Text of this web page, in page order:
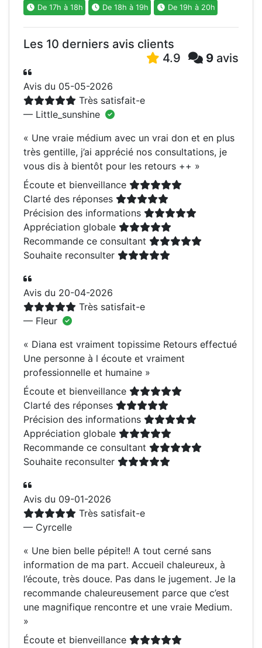
De 17h à 18h De 18h à 19h De 19h à 20h
Les 10 derniers avis clients
4.9
9 avis
Avis du 05-05-2026
Très satisfait-e
— Little_sunshine
« Une vraie médium avec un vrai don et en plus
très gentille, j’ai apprécié nos consultations, je
vous dis à bientôt pour les retours ++ »
Écoute et bienveillance
Clarté des réponses
Précision des informations
Appréciation globale
Recommande ce consultant
Souhaite reconsulter
Avis du 20-04-2026
Très satisfait-e
— Fleur
« Diana est vraiment topissime Retours effectué
Une personne à l écoute et vraiment
professionnelle et humaine »
Écoute et bienveillance
Clarté des réponses
Précision des informations
Appréciation globale
Recommande ce consultant
Souhaite reconsulter
Avis du 09-01-2026
Très satisfait-e
— Cyrcelle
« Une bien belle pépite!! A tout cerné sans
information de ma part. Accueil chaleureux, à
l’écoute, très douce. Pas dans le jugement. Je la
recommande chaleureusement parce que c’est
une magnifique rencontre et une vraie Medium.
»
Écoute et bienveillance